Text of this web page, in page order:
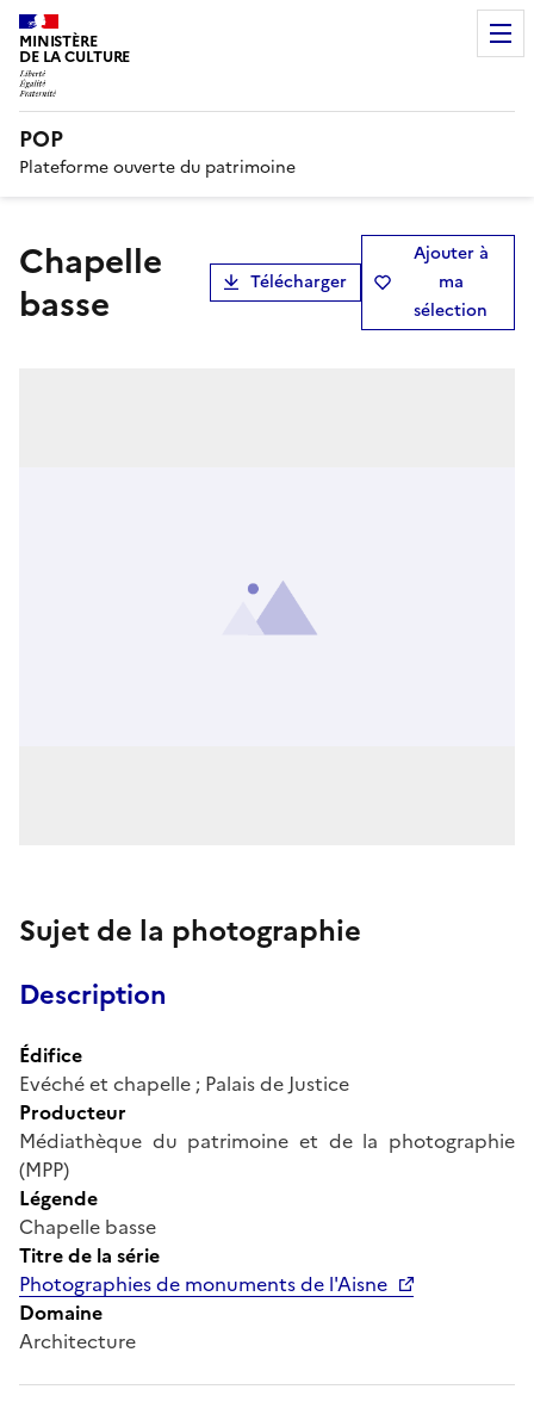
MINISTÈRE
DE LA CULTURE
POP
Plateforme ouverte du patrimoine
Chapelle
basse
Télécharger
Ajouter à
ma
sélection
Sujet de la photographie
Description
Édifice
Evéché et chapelle ; Palais de Justice
Producteur
Médiathèque du patrimoine et de la photographie
(MPP)
Légende
Chapelle basse
Titre de la série
Photographies de monuments de l'Aisne
Domaine
Architecture